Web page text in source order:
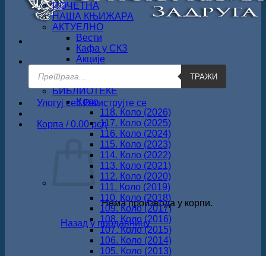
Products
search
ТРАЖИ
Улогуј се / Региструјте се
Корпа /0.00рсд
Нема производа у корпи.
Назад у продавницу
ПОЧЕТНА
НАША КЊИЖАРА
АКТУЕЛНО
Вести
Кафа у СКЗ
Акције
Најаве промоција
БИБЛИОТЕКЕ
Koло
118. Коло (2026)
117. Коло (2025)
116. Коло (2024)
115. Коло (2023)
114. Коло (2022)
113. Коло (2021)
112. Коло (2020)
111. Коло (2019)
110. Коло (2018)
109. Коло (2017)
108. Коло (2016)
107. Коло (2015)
106. Коло (2014)
105. Коло (2013)